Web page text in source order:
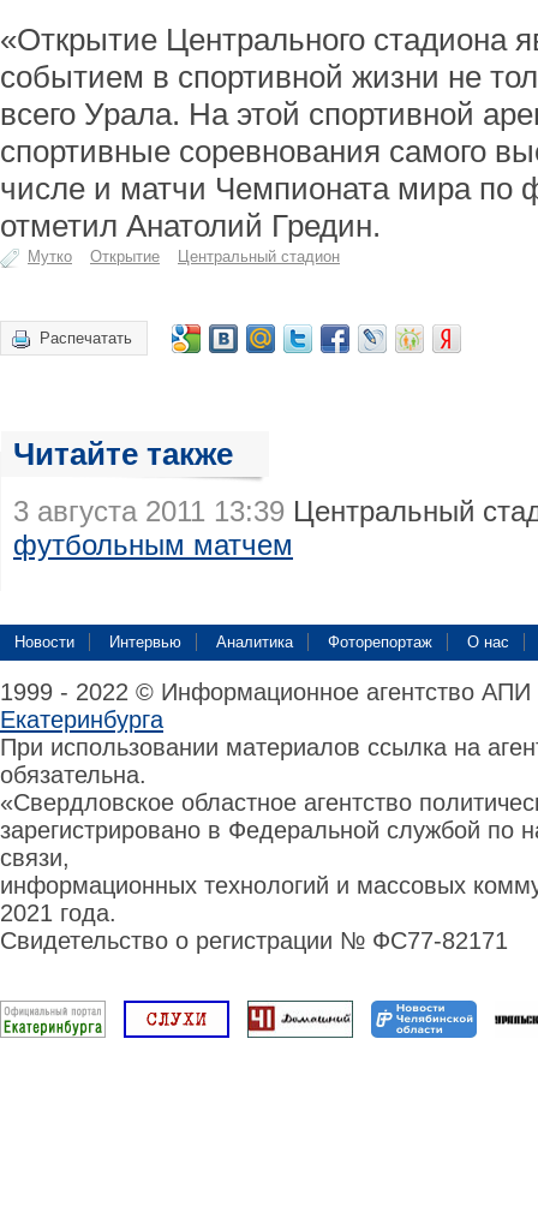
«Открытие Центрального стадиона
событием в спортивной жизни не
всего Урала. На этой спортивной
спортивные соревнования самого
числе и матчи Чемпионата мира по
отметил Анатолий Гредин.
Мутко Открытие Центральный стадион
Распечатать
Читайте также
3 августа 2011 13:39 Центральный
футбольным матчем
Новости Интервью Аналитика Фоторепортаж О нас
1999 - 2022 © Информационное агентство
Екатеринбурга
При использовании материалов ссылка на
обязательна.
«Свердловское областное агентство
зарегистрировано в Федеральной службой по
связи,
информационных технологий и массовых
2021 года.
Свидетельство о регистрации № ФС77-82171